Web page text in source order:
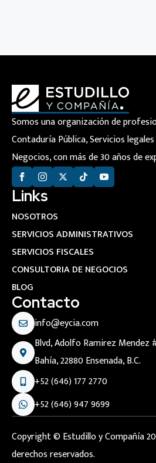
Somos una organización de
Contaduría Pública, Servicios
Negocios, con más de 30 años de
Links
NOSOTROS
SERVICIOS ADMINISTRATIVOS
SERVICIOS FISCALES
CONSULTORIA DE NEGOCIOS
BLOG
Contacto
info@eycia.com
Blvd, Adolfo Ramirez Mendez
Bahía, 22880 Ensenada, B.C.
+52 (646) 177 2770
+52 (646) 947 9699
Copyright © Estudillo y Compañía
derechos reservados.